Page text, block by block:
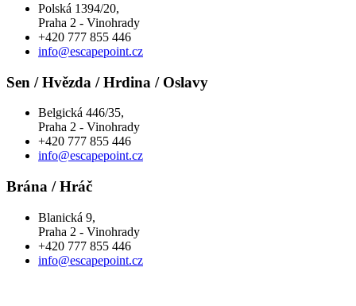
Polská 1394/20,
Praha 2 - Vinohrady
+420 777 855 446
info@escapepoint.cz
Sen / Hvězda / Hrdina / Oslavy
Belgická 446/35,
Praha 2 - Vinohrady
+420 777 855 446
info@escapepoint.cz
Brána / Hráč
Blanická 9,
Praha 2 - Vinohrady
+420 777 855 446
info@escapepoint.cz